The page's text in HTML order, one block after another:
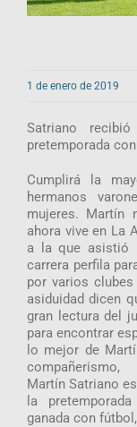
1 de enero de 2019
Satriano
pretemporada
Cumplirá la
hermanos
mujeres. Martín
ahora vive en La
a la que asistió
carrera perfila
por varios
asiduidad dicen
gran lectura del
para encontrar
lo mejor de
Martín Satriano
la
ganada con